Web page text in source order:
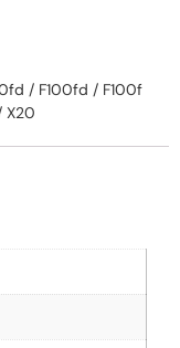
/ F100fd / F100f
X20